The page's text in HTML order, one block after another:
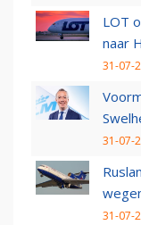
LOT
naar
31-07-
31-07-
31-07-